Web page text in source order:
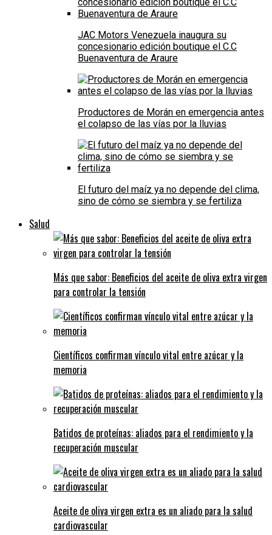
JAC Motors Venezuela inaugura su
concesionario edición boutique el C.C
Buenaventura de Araure
Productores de Morán en emergencia antes
el colapso de las vías por la lluvias
El futuro del maíz ya no depende del clima,
sino de cómo se siembra y se fertiliza
Salud
Más que sabor: Beneficios del aceite de oliva extra virgen
para controlar la tensión
Científicos confirman vínculo vital entre azúcar y la
memoria
Batidos de proteínas: aliados para el rendimiento y la
recuperación muscular
Aceite de oliva virgen extra es un aliado para la salud
cardiovascular